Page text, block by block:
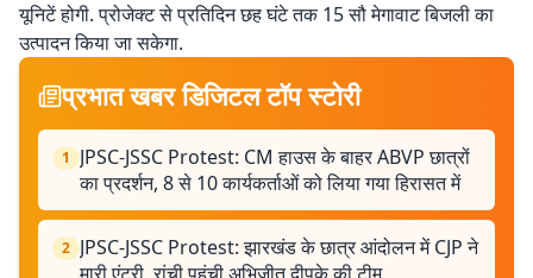
यूनिटें होगी. प्रोजेक्ट से प्रतिदिन छह घंटे तक 15 सौ मेगावाट बिजली का
उत्पादन किया जा सकेगा.
प्रभात खबर डिजिटल टॉप स्टोरी
1
JPSC-JSSC Protest: CM हाउस के बाहर ABVP छात्रों
का प्रदर्शन, 8 से 10 कार्यकर्ताओं को लिया गया हिरासत में
2 JPSC-JSSC Protest: झारखंड के छात्र आंदोलन में CJP ने